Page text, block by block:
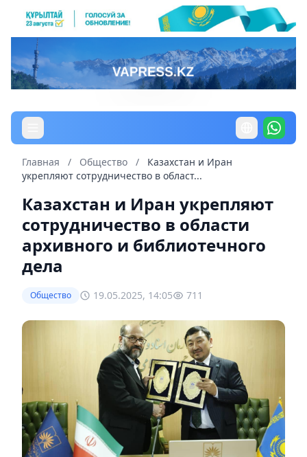
Главная / Общество /
Казахстан и Иран
укрепляют сотрудничество в област...
Казахстан и Иран укрепляют
сотрудничество в области
архивного и библиотечного
дела
Общество 19.05.2025, 14:05 711